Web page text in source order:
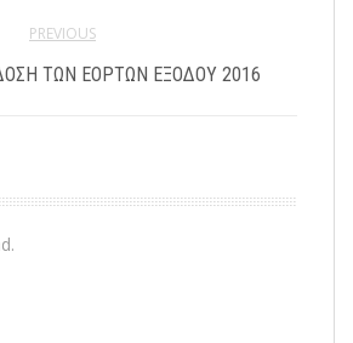
PREVIOUS
ΤΩΝ ΕΟΡΤΏΝ ΕΞΌΔΟΥ 2016